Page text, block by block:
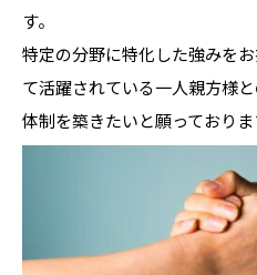
す。
特定の分野に特化した強みを
て活躍されている一人親方様
体制を築きたいと願っておりま